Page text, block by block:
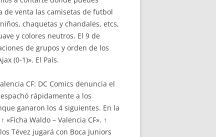
de venta las camisetas de futbol
chaquetas y chandales, etcs,
y colores neutros. El 9 de
de grupos y orden de los
(0-1)». El País.
CF: DC Comics denuncia el
rápidamente a los
ganaron los 4 siguientes. En la
Waldo – Valencia CF». ↑
Tévez jugará con Boca Juniors